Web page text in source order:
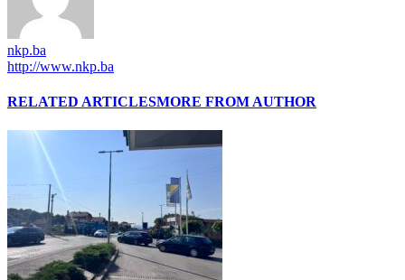
nkp.ba
http://www.nkp.ba
RELATED ARTICLESMORE FROM AUTHOR